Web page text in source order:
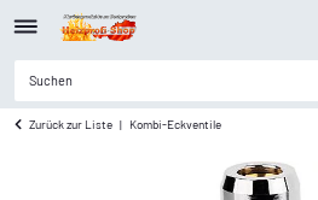
Zurück zur Liste Kombi-Eckventile